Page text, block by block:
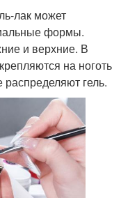
лак может
формы.
и верхние. В
на ноготь
гель.